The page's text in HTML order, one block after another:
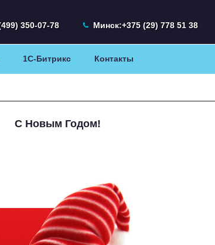
350-07-78 Минск:+375 (29) 778 51 38
1С-Битрикс Контакты
С Новым Годом!